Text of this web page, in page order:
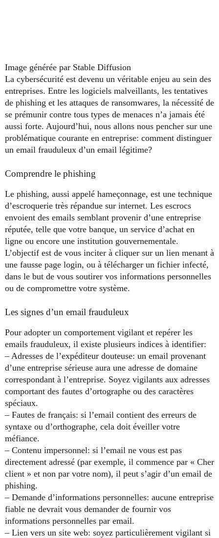
Image générée par Stable Diffusion
La cybersécurité est devenu un véritable enjeu au sein des
entreprises. Entre les logiciels malveillants, les tentatives
de phishing et les attaques de ransomwares, la nécessité de
se prémunir contre tous types de menaces n’a jamais été
aussi forte. Aujourd’hui, nous allons nous pencher sur une
problématique courante en entreprise: comment distinguer
un email frauduleux d’un email légitime?
Comprendre le phishing
Le phishing, aussi appelé hameçonnage, est une technique
d’escroquerie très répandue sur internet. Les escrocs
envoient des emails semblant provenir d’une entreprise
réputée, telle que votre banque, un service d’achat en
ligne ou encore une institution gouvernementale.
L’objectif est de vous inciter à cliquer sur un lien menant à
une fausse page login, ou à télécharger un fichier infecté,
dans le but de vous soutirer vos informations personnelles
ou de compromettre votre système.
Les signes d’un email frauduleux
Pour adopter un comportement vigilant et repérer les
emails frauduleux, il existe plusieurs indices à identifier:
– Adresses de l’expéditeur douteuse: un email provenant
d’une entreprise sérieuse aura une adresse de domaine
correspondant à l’entreprise. Soyez vigilants aux adresses
comportant des fautes d’ortographe ou des caractères
spéciaux.
– Fautes de français: si l’email contient des erreurs de
syntaxe ou d’orthographe, cela doit éveiller votre
méfiance.
– Contenu impersonnel: si l’email ne vous est pas
directement adressé (par exemple, il commence par « Cher
client » et non par votre nom), il peut s’agir d’un email de
phishing.
– Demande d’informations personnelles: aucune entreprise
fiable ne devrait vous demander de fournir vos
informations personnelles par email.
– Lien vers un site web: soyez particulièrement vigilant si